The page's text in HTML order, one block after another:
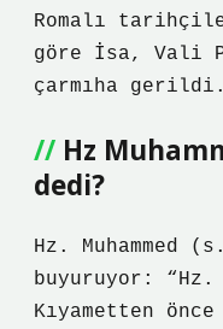
Romalı
göre İsa, Vali
çarmıha gerildi.
Hz
dedi?
Hz. Muhammed
buyuruyor:
Kıyametten